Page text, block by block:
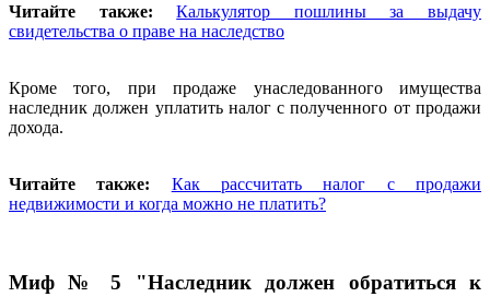
Читайте также:
Калькулятор пошлины за выдачу
свидетельства о праве на наследство
Кроме того, при продаже унаследованного имущества
наследник должен уплатить налог с полученного от продажи
дохода.
Читайте также:
Как рассчитать налог с продажи
недвижимости и когда можно не платить?
Миф № 5 "Наследник должен обратиться к